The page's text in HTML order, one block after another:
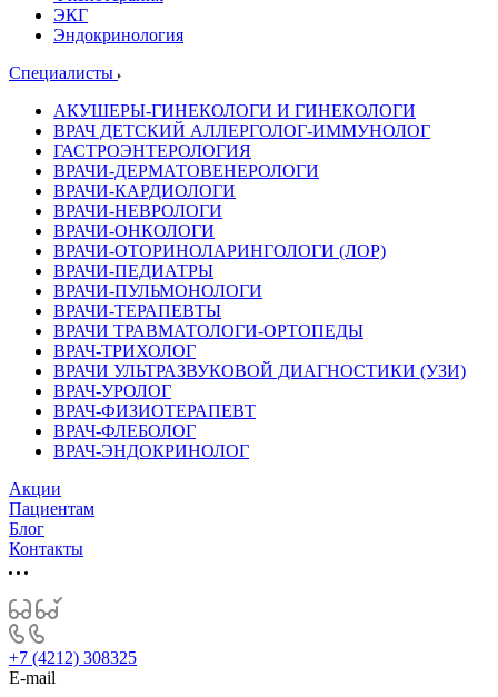
ЭКГ
Эндокринология
Специалисты
АКУШЕРЫ-ГИНЕКОЛОГИ И ГИНЕКОЛОГИ
ВРАЧ ДЕТСКИЙ АЛЛЕРГОЛОГ-ИММУНОЛОГ
ГАСТРОЭНТЕРОЛОГИЯ
ВРАЧИ-ДЕРМАТОВЕНЕРОЛОГИ
ВРАЧИ-КАРДИОЛОГИ
ВРАЧИ-НЕВРОЛОГИ
ВРАЧИ-ОНКОЛОГИ
ВРАЧИ-ОТОРИНОЛАРИНГОЛОГИ (ЛОР)
ВРАЧИ-ПЕДИАТРЫ
ВРАЧИ-ПУЛЬМОНОЛОГИ
ВРАЧИ-ТЕРАПЕВТЫ
ВРАЧИ ТРАВМАТОЛОГИ-ОРТОПЕДЫ
ВРАЧ-ТРИХОЛОГ
ВРАЧИ УЛЬТРАЗВУКОВОЙ ДИАГНОСТИКИ (УЗИ)
ВРАЧ-УРОЛОГ
ВРАЧ-ФИЗИОТЕРАПЕВТ
ВРАЧ-ФЛЕБОЛОГ
ВРАЧ-ЭНДОКРИНОЛОГ
Акции
Пациентам
Блог
Контакты
+7 (4212) 308325
E-mail